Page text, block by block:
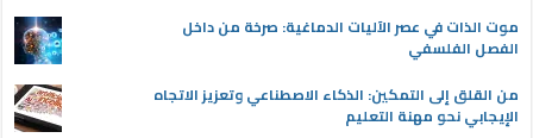
موت الذات في عصر الآليات الدماغية: صرخة من داخل
الفصل الفلسفي
من القلق إلى التمكين: الذكاء الاصطناعي وتعزيز الاتجاه
الإيجابي نحو مهنة التعليم